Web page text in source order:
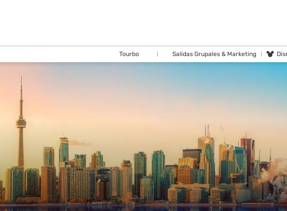
Tourbo Salidas Grupales & Marketing